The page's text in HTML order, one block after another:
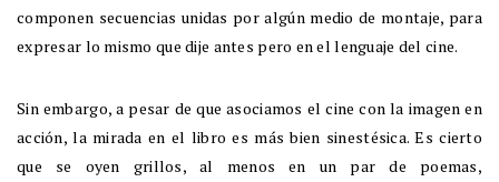
componen secuencias unidas por algún medio de montaje, para
expresar lo mismo que dije antes pero en el lenguaje del cine.
Sin embargo, a pesar de que asociamos el cine con la imagen en
acción, la mirada en el libro es más bien sinestésica. Es cierto
que se oyen grillos, al menos en un par de poemas,